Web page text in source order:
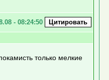
- 08:24:50
только мелкие